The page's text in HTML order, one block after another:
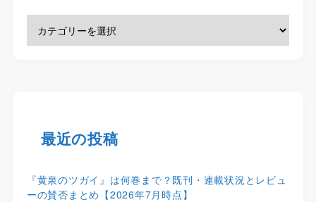
最近の投稿
『黄泉のツガイ』は何巻まで？既刊・連載状況とレビュ
ーの賛否まとめ【2026年7月時点】